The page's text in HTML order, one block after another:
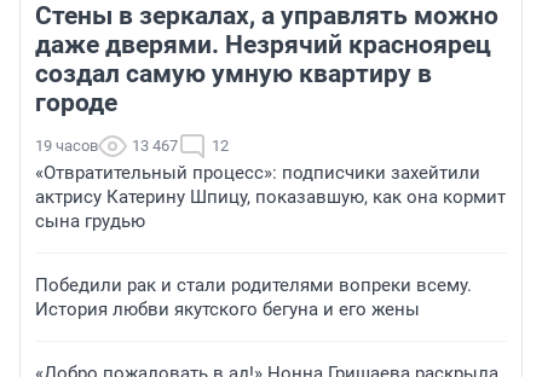
Стены в зеркалах, а управлять можно
даже дверями. Незрячий красноярец
создал самую умную квартиру в
городе
19 часов 13 467 12
«Отвратительный процесс»: подписчики захейтили
актрису Катерину Шпицу, показавшую, как она кормит
сына грудью
Победили рак и стали родителями вопреки всему.
История любви якутского бегуна и его жены